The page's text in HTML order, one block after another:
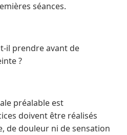
séances.
il prendre avant de
?
préalable est
doivent être réalisés
de douleur ni de sensation